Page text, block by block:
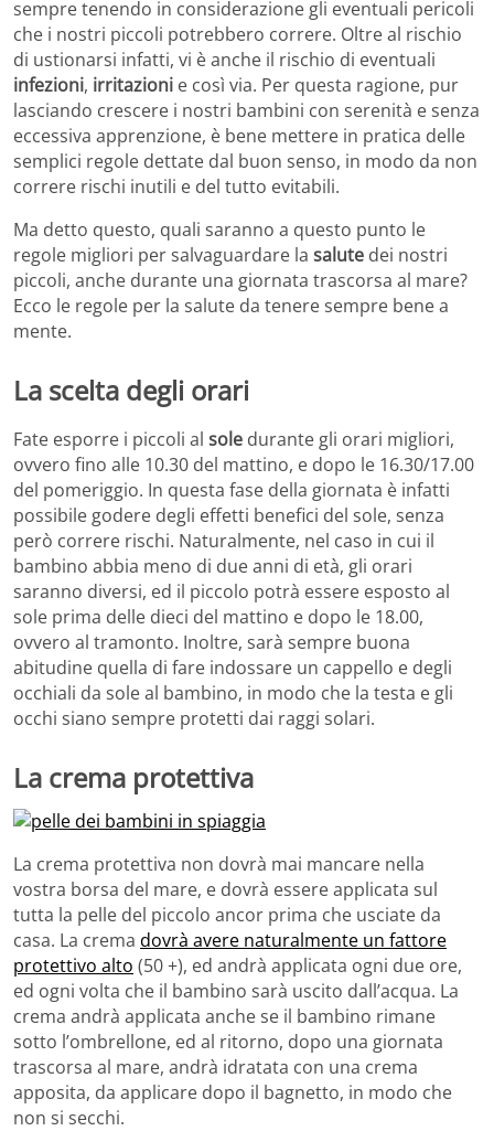
sempre tenendo in considerazione gli eventuali pericoli
che i nostri piccoli potrebbero correre. Oltre al rischio
di ustionarsi infatti, vi è anche il rischio di eventuali
infezioni, irritazioni e così via. Per questa ragione, pur
lasciando crescere i nostri bambini con serenità e senza
eccessiva apprenzione, è bene mettere in pratica delle
semplici regole dettate dal buon senso, in modo da non
correre rischi inutili e del tutto evitabili.
Ma detto questo, quali saranno a questo punto le
regole migliori per salvaguardare la salute dei nostri
piccoli, anche durante una giornata trascorsa al mare?
Ecco le regole per la salute da tenere sempre bene a
mente.
La scelta degli orari
Fate esporre i piccoli al sole durante gli orari migliori,
ovvero fino alle 10.30 del mattino, e dopo le 16.30/17.00
del pomeriggio. In questa fase della giornata è infatti
possibile godere degli effetti benefici del sole, senza
però correre rischi. Naturalmente, nel caso in cui il
bambino abbia meno di due anni di età, gli orari
saranno diversi, ed il piccolo potrà essere esposto al
sole prima delle dieci del mattino e dopo le 18.00,
ovvero al tramonto. Inoltre, sarà sempre buona
abitudine quella di fare indossare un cappello e degli
occhiali da sole al bambino, in modo che la testa e gli
occhi siano sempre protetti dai raggi solari.
La crema protettiva
La crema protettiva non dovrà mai mancare nella
vostra borsa del mare, e dovrà essere applicata sul
tutta la pelle del piccolo ancor prima che usciate da
casa. La crema dovrà avere naturalmente un fattore
protettivo alto (50 +), ed andrà applicata ogni due ore,
ed ogni volta che il bambino sarà uscito dall’acqua. La
crema andrà applicata anche se il bambino rimane
sotto l’ombrellone, ed al ritorno, dopo una giornata
trascorsa al mare, andrà idratata con una crema
apposita, da applicare dopo il bagnetto, in modo che
non si secchi.